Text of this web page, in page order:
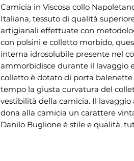
Camicia in Viscosa collo
Italiana, tessuto di qualità
artigianali effettuate con
con polsini e colletto morbido,
interna idrosolubile presente nel
ammorbidisce durante il lavaggio
colletto è dotato di porta
tempo la giusta curvatura del
vestibilità della camicia. Il
dona alla camicia un carattere
Danilo Buglione è stile e qualità,